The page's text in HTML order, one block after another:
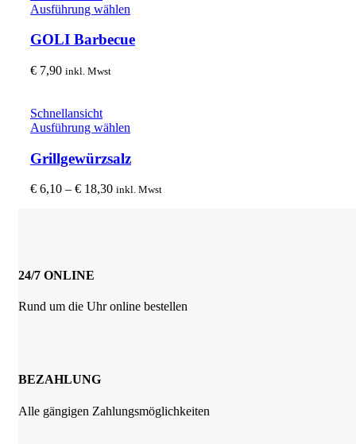
auf
Produktseite
Ausführung wählen
weist
auf
Produktseite
werden
GOLI Barbecue
€ 7,90 inkl. Mwst
Schnellansicht
Ausführung wählen
weist
mehrere
Varianten
werden
Grillgewürzsalz
€ 6,10 – € 18,30Preisspanne:
inkl. Mwst
24/7 ONLINE
Rund um die Uhr online bestellen
BEZAHLUNG
Alle gängigen Zahlungsmöglichkeiten